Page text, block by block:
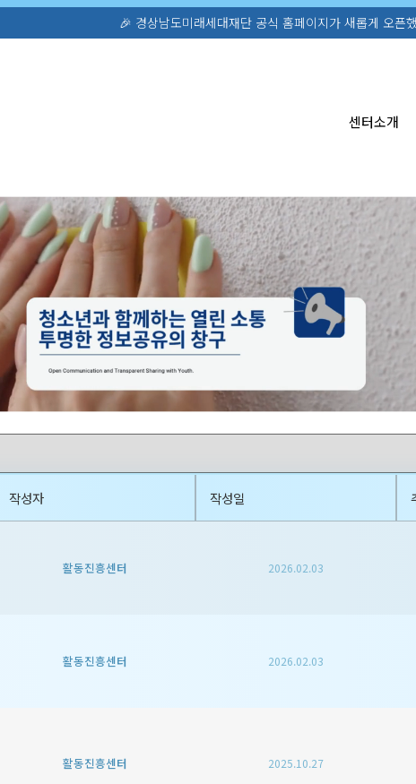
🎉 경상남도미래세대재단 공식 홈페이지가 새롭게 오픈했습니다! 청소년활
센터소개
작성자 작성일
활동진흥센터 2026.02.03
활동진흥센터 2026.02.03
활동진흥센터 2025.10.27